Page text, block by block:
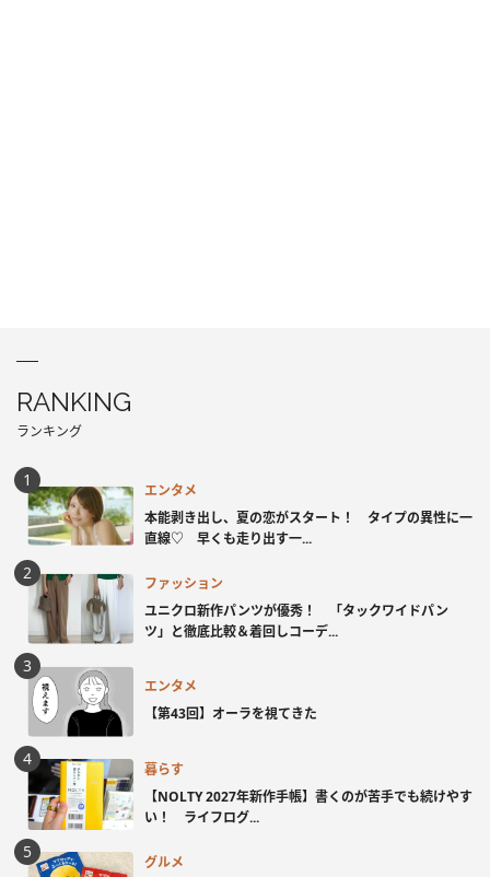
RANKING
ランキング
エンタメ
本能剥き出し、夏の恋がスタート！ タイプの異性に一
直線♡ 早くも走り出す一...
ファッション
ユニクロ新作パンツが優秀！ 「タックワイドパン
ツ」と徹底比較＆着回しコーデ...
エンタメ
【第43回】オーラを視てきた
暮らす
【NOLTY 2027年新作手帳】書くのが苦手でも続けやす
い！ ライフログ...
グルメ